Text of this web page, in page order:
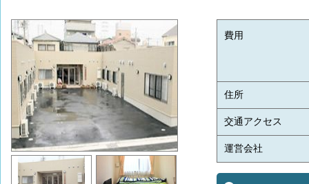
費用
住所
交通アクセス
運営会社